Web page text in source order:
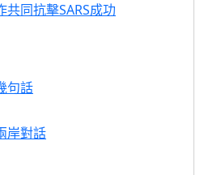
同抗擊SARS成功
句話
岸對話